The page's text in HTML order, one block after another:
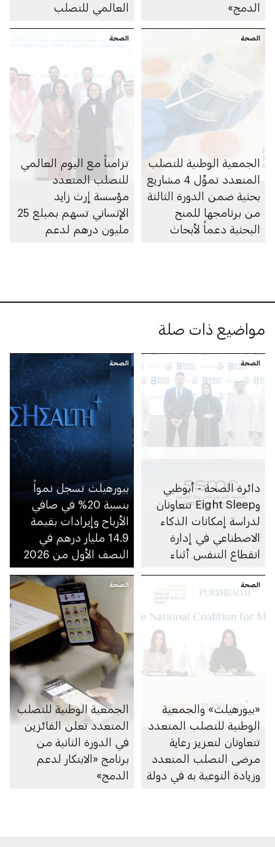
‏الدمج»
العالمي للتصلب
الصحة
الجمعية الوطنية للتصلب
المتعدد تموِّل 4 مشاريع
بحثية ضمن الدورة الثالثة
من برنامجها للمنح
البحثية دعماً لأبحاث
الصحة
تزامناً مع اليوم العالمي
للتصلب المتعدد
مؤسسة إرث زايد
الإنساني تسهم بمبلغ 25
مليون درهم لدعم
مواضيع ذات صلة
الصحة
دائرة الصحة - أبوظبي
وEight Sleep تتعاونان
لدراسة إمكانات الذكاء
الاصطناعي في إدارة
انقطاع التنفس أثناء
الصحة
بيورهيلث تسجل نمواً
بنسبة 20% في صافي
الأرباح وإيرادات بقيمة
14.9 مليار درهم في
النصف الأول من 2026
الصحة
«بيورهيلث» والجمعية
الوطنية للتصلب المتعدد
تتعاونان لتعزيز رعاية
مرضى التصلب المتعدد
وزيادة التوعية به في دولة
الصحة
الجمعية الوطنية للتصلب
المتعدد تعلن الفائزين
في الدورة الثانية من
برنامج «الابتكار لدعم
‏الدمج»